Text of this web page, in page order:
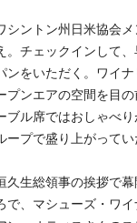
シントン州日米協会
。チェックインして
ンをいただく。ワイ
プンエアの空間を目
ブル席ではおしゃべり
ープで盛り上がってい
久生総領事の挨拶で
で、マシューズ・ワ